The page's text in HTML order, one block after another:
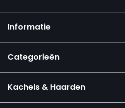
Informatie
Categorieën
Kachels & Haarden